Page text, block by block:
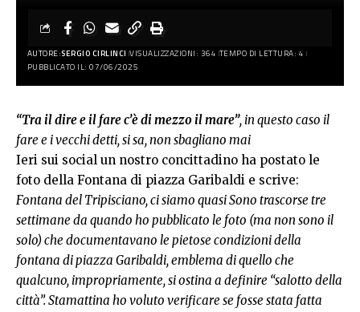
AUTORE:SERGIO CIRLINCI VISUALIZZAZIONI: 364 TEMPO DI LETTURA: 4
PUBBLICATO IL: 07/06/2025
“Tra il dire e il fare c’è di mezzo il mare”, in questo caso il
fare e i vecchi detti, si sa, non sbagliano mai
Ieri sui social un nostro concittadino ha postato le
foto della Fontana di piazza Garibaldi e scrive:
Fontana del Tripisciano, ci siamo quasi Sono trascorse tre
settimane da quando ho pubblicato le foto (ma non sono il
solo) che documentavano le pietose condizioni della
fontana di piazza Garibaldi, emblema di quello che
qualcuno, impropriamente, si ostina a definire “salotto della
città”. Stamattina ho voluto verificare se fosse stata fatta